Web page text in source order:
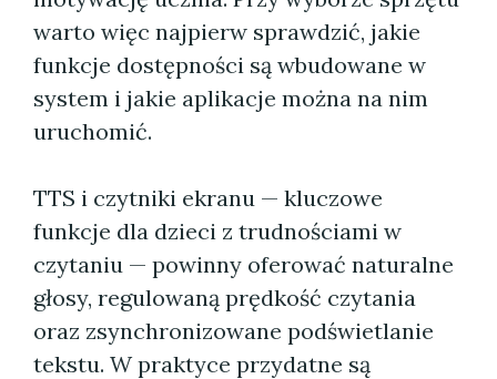
warto więc najpierw sprawdzić, jakie
funkcje dostępności są wbudowane w
system i jakie aplikacje można na nim
uruchomić.
TTS i czytniki ekranu — kluczowe
funkcje dla dzieci z trudnościami w
czytaniu — powinny oferować naturalne
głosy, regulowaną prędkość czytania
oraz zsynchronizowane podświetlanie
tekstu. W praktyce przydatne są